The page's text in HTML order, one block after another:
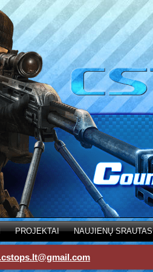
PROJEKTAI NAUJIENŲ SRAUTAS